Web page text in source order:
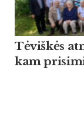
Tėviškės
kam